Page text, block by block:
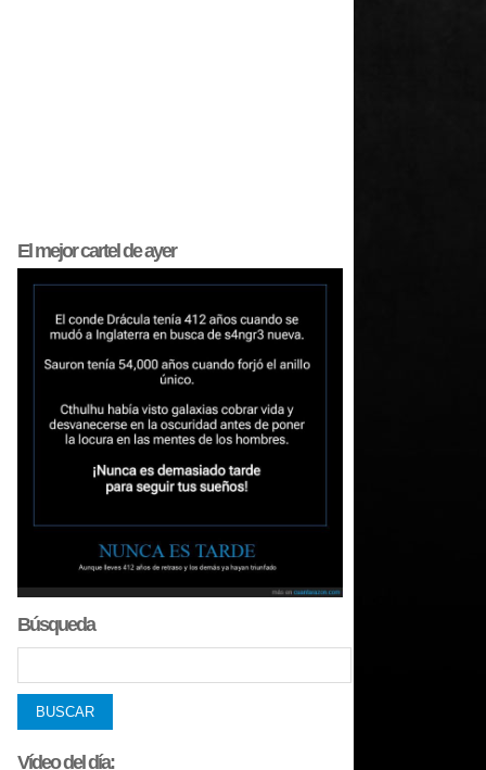
El mejorcartel de ayer
Búsqueda
Vídeo del día: